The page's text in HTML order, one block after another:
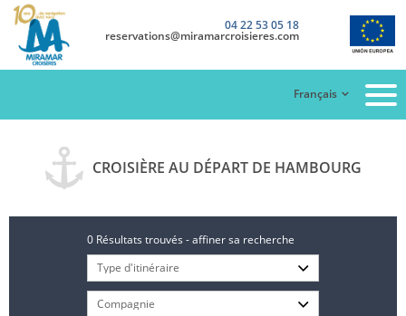
04 22 53 05 18
reservations@miramarcroisieres.com
Français
CROISIÈRE AU DÉPART DE HAMBOURG
0 Résultats trouvés - affiner sa recherche